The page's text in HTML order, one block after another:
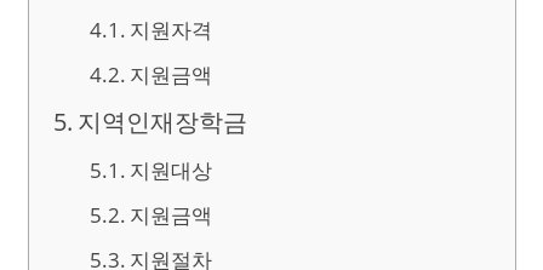
지원자격
지원금액
지역인재장학금
지원대상
지원금액
지원절차